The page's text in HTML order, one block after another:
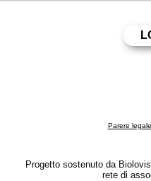
Parere legale
Progetto sostenuto da
rete di